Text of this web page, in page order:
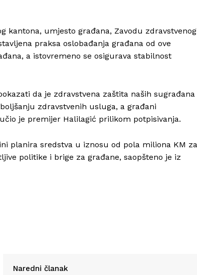
Info
O nama
kantona, umjesto građana, Zavodu zdravstvenog
praksa oslobađanja građana od ove
a istovremeno se osigurava stabilnost
da je zdravstvena zaštita naših sugrađana
zdravstvenih usluga, a građani
je premijer Halilagić prilikom potpisivanja.
planira sredstva u iznosu od pola miliona KM za
politike i brige za građane, saopšteno je iz
Naredni članak